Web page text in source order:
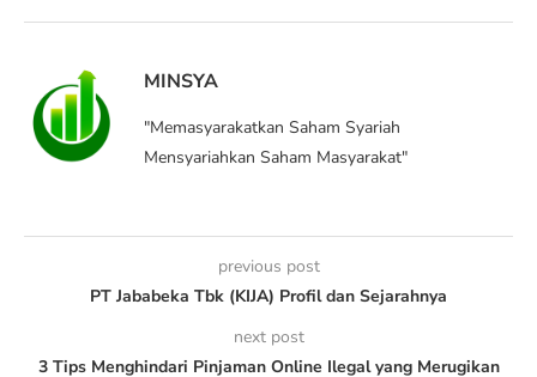
MINSYA
"Memasyarakatkan Saham Syariah
Mensyariahkan Saham Masyarakat"
previous post
PT Jababeka Tbk (KIJA) Profil dan Sejarahnya
next post
3 Tips Menghindari Pinjaman Online Ilegal yang Merugikan